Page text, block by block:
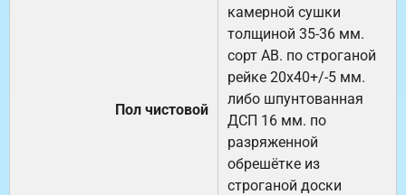
Пол чистовой
камерной сушки
толщиной 35-36 мм.
сорт АВ. по строганой
рейке 20х40+/-5 мм.
либо шпунтованная
ДСП 16 мм. по
разряженной
обрешётке из
строганой доски